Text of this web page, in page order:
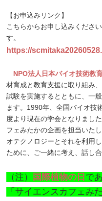
【お申込みリンク】
こちらからお申し込みくださ
す。
https://
NPO法人日本バイオ技術教
材育成と教育支援に取り組み
試験を実施するとともに、一
ます。1990年、全国バイオ技
度より現在の学会となりまし
フェみたかの企画を担当いた
オテクノロジーとそれを利用
ために、ご一緒に考え、話し
（注） 国際植物の日 で
「サイエンスカフェみ